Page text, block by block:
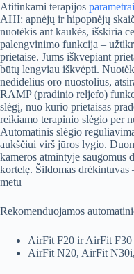
Atitinkami terapijos parametrai
AHI: apnėjų ir hipopnėjų
nuotėkis ant kaukės, išskiria
palengvinimo funkcija –
prietaise. Jums iškvepiant
būtų lengviau iškvėpti.
nedidelius oro nuostolius,
RAMP (pradinio reljefo)
slėgį, nuo kurio prietaisas
reikiamo terapinio slėgio per
Automatinis slėgio
aukščiui virš jūros lygio.
kameros atmintyje saugomus
kortelę. Šildomas
metu
Rekomenduojamos
AirFit F20 ir AirFit F30
AirFit N20, AirFit